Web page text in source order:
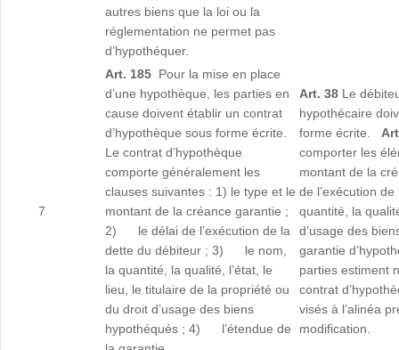
autres biens que la loi ou la
réglementation ne permet pas
d’hypothéquer.
7
Art. 185 Pour la mise en place
d’une hypothèque, les parties en
cause doivent établir un contrat
d’hypothèque sous forme écrite.
Le contrat d’hypothèque
comporte généralement les
clauses suivantes : 1) le type et le
montant de la créance garantie ;
2) le délai de l’exécution de la
dette du débiteur ; 3) le nom,
la quantité, la qualité, l’état, le
lieu, le titulaire de la propriété ou
du droit d’usage des biens
hypothéqués ; 4) l’étendue de
Art. 38 Le
hypothécaire
forme écrite.
comporter les
montant de la
de l’exécution
quantité, la
d’usage des
garantie
parties estiment
contrat
visés à l’alinéa
modification.